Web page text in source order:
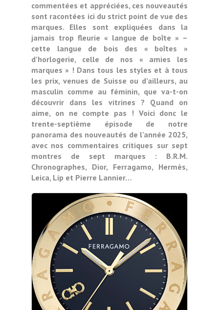
commentées et appréciées, ces nouveautés
sont racontées ici du strict point de vue des
marques. Elles sont expliquées dans la
jamais trop fleurie « langue de boîte » –
cette langue de bois des « boîtes »
d’horlogerie, celle de nos « amies les
marques » ! Dans tous les styles et à tous
les prix, venues de Suisse ou d’ailleurs, au
masculin comme au féminin, que va-t-on
découvrir dans les vitrines ? Quand on
aime, on ne compte pas ! Voici donc le
trente-septième épisode de notre
panorama des nouveautés de l’année 2025,
avec nos commentaires critiques sur sept
montres de sept marques : B.R.M.
Chronographes, Dior, Ferragamo, Hermès,
Leica, Lip et Pierre Lannier…